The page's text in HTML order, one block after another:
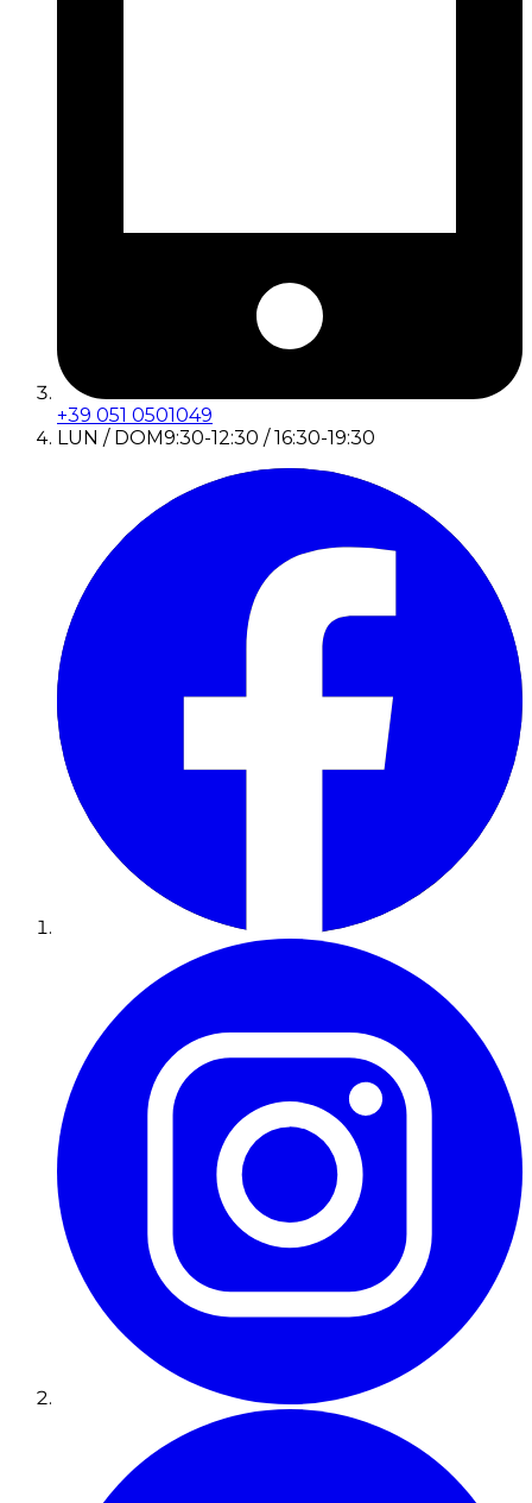
+39 051 0501049
LUN / DOM9:30-12:30 / 16:30-19:30